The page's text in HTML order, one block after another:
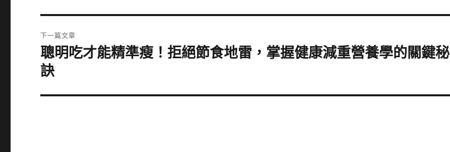
篇
文
章:
下一篇文章
下
一
篇
文
聰明吃才能精準瘦！拒絕節食地雷，掌握健康減重營養學的關鍵秘
訣